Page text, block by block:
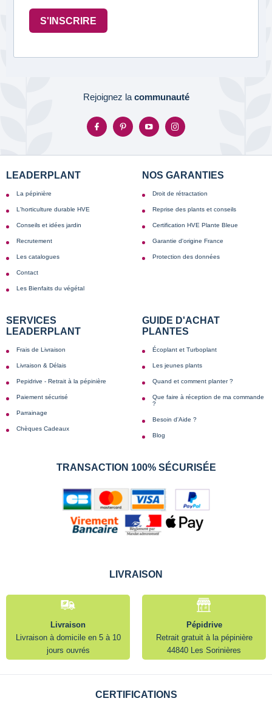
S'INSCRIRE
Rejoignez la communauté
LEADERPLANT
La pépinière
L'horticulture durable HVE
Conseils et idées jardin
Recrutement
Les catalogues
Contact
Les Bienfaits du végétal
NOS GARANTIES
Droit de rétractation
Reprise des plants et conseils
Certification HVE Plante Bleue
Garantie d'origine France
Protection des données
SERVICES
LEADERPLANT
Frais de Livraison
Livraison & Délais
Pepidrive - Retrait à la pépinière
Paiement sécurisé
Parrainage
Chèques Cadeaux
GUIDE D'ACHAT
PLANTES
Écoplant et Turboplant
Les jeunes plants
Quand et comment planter ?
Que faire à réception de ma commande
?
Besoin d'Aide ?
Blog
TRANSACTION 100% SÉCURISÉE
LIVRAISON
Livraison
Livraison à domicile en 5 à 10
jours ouvrés
Pépidrive
Retrait gratuit à la pépinière
44840 Les Sorinières
CERTIFICATIONS